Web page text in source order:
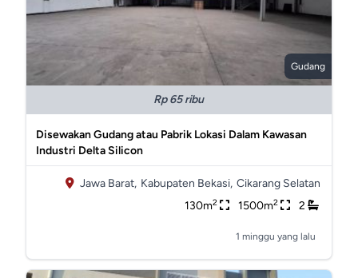
Gudang
Rp 65 ribu
Disewakan Gudang atau Pabrik Lokasi Dalam Kawasan
Industri Delta Silicon
Jawa Barat, Kabupaten Bekasi, Cikarang Selatan
130m2 1500m2 2
1 minggu yang lalu